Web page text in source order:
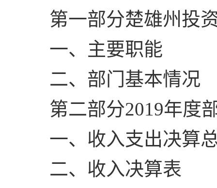
第一部分楚雄州投
一、主要职能
二、部门基本情况
第二部分2019年度
一、收入支出决算
二、收入决算表